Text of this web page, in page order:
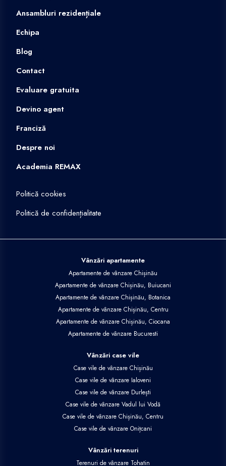
Ansambluri rezidențiale
Echipa
Blog
Contact
Evaluare gratuita
Devino agent
Franciză
Despre noi
Academia REMAX
Politică cookies
Politică de confidențialitate
Vânzări apartamente
Apartamente de vânzare Chișinău
Apartamente de vânzare Chișinău, Buiucani
Apartamente de vânzare Chișinău, Botanica
Apartamente de vânzare Chișinău, Centru
Apartamente de vânzare Chișinău, Ciocana
Apartamente de vânzare Bucuresti
Vânzări case vile
Case vile de vânzare Chișinău
Case vile de vânzare Ialoveni
Case vile de vânzare Durlești
Case vile de vânzare Vadul lui Vodă
Case vile de vânzare Chișinău, Centru
Case vile de vânzare Onițcani
Vânzări terenuri
Terenuri de vânzare Tohatin